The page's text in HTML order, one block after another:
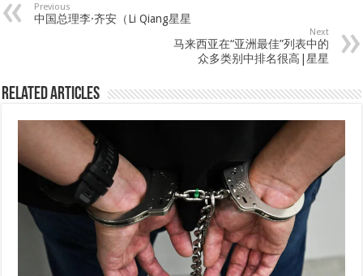
Previous
中国总理李·齐安（Li Qiang星星
Next
马来西亚在“亚洲最佳”列表中的
众多类别中排名很高|星星
Related Articles